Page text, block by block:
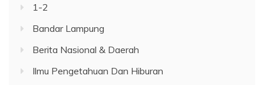
1-2
Bandar Lampung
Berita Nasional & Daerah
Ilmu Pengetahuan Dan Hiburan